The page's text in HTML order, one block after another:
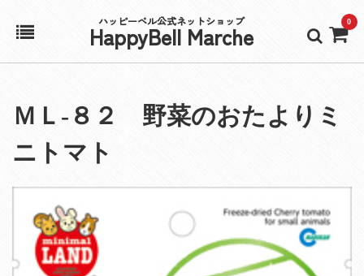
ハッピーベル公式ネットショップ
HappyBell Marche 0
アカウント
カート
ＭＬ‐８２ 野菜のおたよりミ
ニトマト